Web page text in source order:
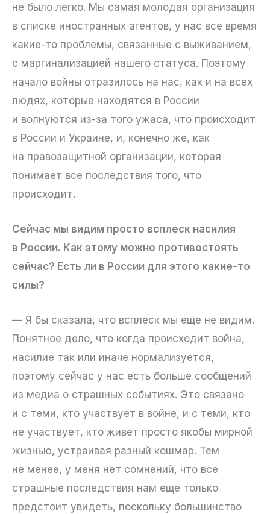
не было легко. Мы самая молодая организация
в списке иностранных агентов, у нас все время
какие-то проблемы, связанные с выживанием,
с маргинализацией нашего статуса. Поэтому
начало войны отразилось на нас, как и на всех
людях, которые находятся в России
и волнуются из-за того ужаса, что происходит
в России и Украине, и, конечно же, как
на правозащитной организации, которая
понимает все последствия того, что
происходит.
Сейчас мы видим просто всплеск насилия
в России. Как этому можно противостоять
сейчас? Есть ли в России для этого какие-то
силы?
— Я бы сказала, что всплеск мы еще не видим.
Понятное дело, что когда происходит война,
насилие так или иначе нормализуется,
поэтому сейчас у нас есть больше сообщений
из медиа о страшных событиях. Это связано
и с теми, кто участвует в войне, и с теми, кто
не участвует, кто живет просто якобы мирной
жизнью, устраивая разный кошмар. Тем
не менее, у меня нет сомнений, что все
страшные последствия нам еще только
предстоит увидеть, поскольку большинство